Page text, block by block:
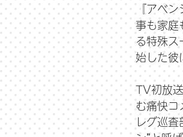
『アベ
事も家庭
る特殊
始した彼
TV初放
む痛快
レグ巡